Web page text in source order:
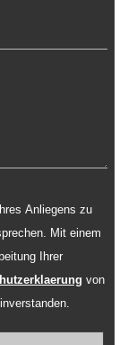
Anliegens zu
Mit einem
von